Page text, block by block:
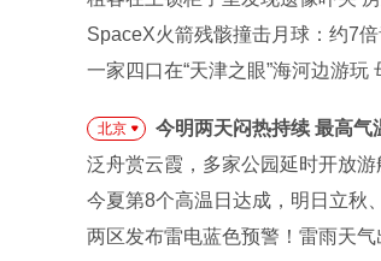
SpaceX火箭残骸撞击月球：约7
一家四口在“天津之眼”海河边游玩
北京
今明两天闷热持续 最高
泛舟赏云霞，多家公园延时开放游
今夏第8个高温日达成，明日立秋
两区发布雷电蓝色预警！雷雨天气